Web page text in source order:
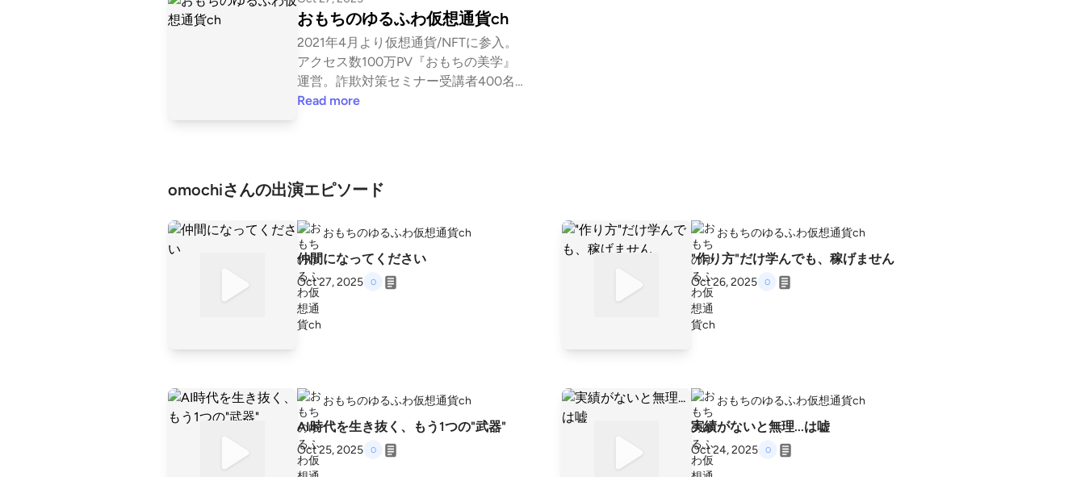
おもちのゆるふわ仮想通貨ch
2021年4月より仮想通貨/NFTに参入。
アクセス数100万PV『おもちの美学』
運営。詐欺対策セミナー受講者400名
以上。AI活用YouTube『なぞもちパズ
gaku ▼YouTube https://youtube.com/
@nazomochi ▼LISTEN https://listen.st
yle/p/omochi?C4v3NYxp
Read more
omochiさんの出演エピソード
おもちのゆるふわ仮想通貨ch
仲間になってください
Oct 27, 2025
おもちのゆるふわ仮想通貨ch
"作り方"だけ学んでも、稼げません
Oct 26, 2025
おもちのゆるふわ仮想通貨ch
AI時代を生き抜く、もう1つの"武器"
Oct 25, 2025
おもちのゆるふわ仮想通貨ch
実績がないと無理...は嘘
Oct 24, 2025